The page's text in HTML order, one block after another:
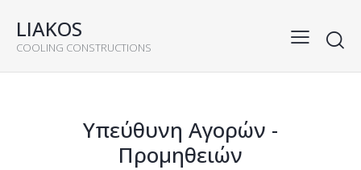
LIAKOS
COOLING CONSTRUCTIONS
Υπεύθυνη Αγορών -
Προμηθειών